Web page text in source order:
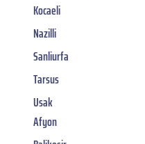
Kocaeli
Nazilli
Sanliurfa
Tarsus
Usak
Afyon